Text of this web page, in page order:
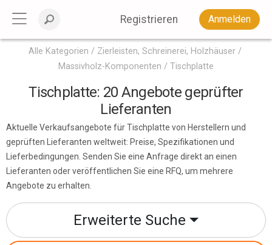
Registrieren Anmelden
Alle Kategorien
Zierleisten, Schreinerei, Holzhäuser
Massivholz-Komponenten
Tischplatte
Tischplatte: 20 Angebote geprüfter
Lieferanten
Aktuelle Verkaufsangebote für Tischplatte von Herstellern und
geprüften Lieferanten weltweit: Preise, Spezifikationen und
Lieferbedingungen. Senden Sie eine Anfrage direkt an einen
Lieferanten oder veröffentlichen Sie eine RFQ, um mehrere
Angebote zu erhalten.
Erweiterte Suche